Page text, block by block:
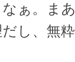
ぁ。ま
し、無